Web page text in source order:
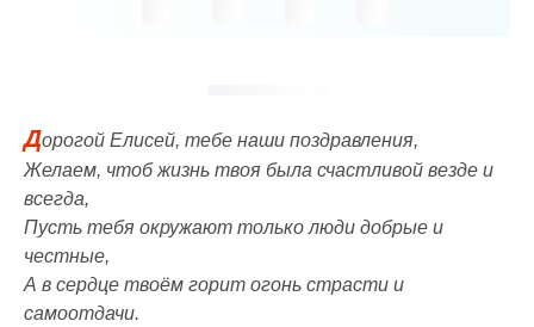
Дорогой Елисей, тебе наши поздравления,
Желаем, чтоб жизнь твоя была счастливой везде и
всегда,
Пусть тебя окружают только люди добрые и
честные,
А в сердце твоём горит огонь страсти и
самоотдачи.